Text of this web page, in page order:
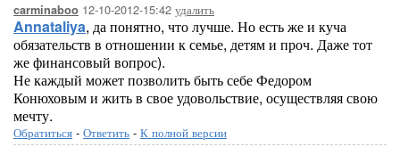
carminaboo 12-10-2012-15:42 удалить
Annataliya, да понятно, что лучше. Но есть же и куча
обязательств в отношении к семье, детям и проч. Даже тот
же финансовый вопрос).
Не каждый может позволить быть себе Федором
Конюховым и жить в свое удовольствие, осуществляя свою
мечту.
Обратиться - Ответить - К полной версии